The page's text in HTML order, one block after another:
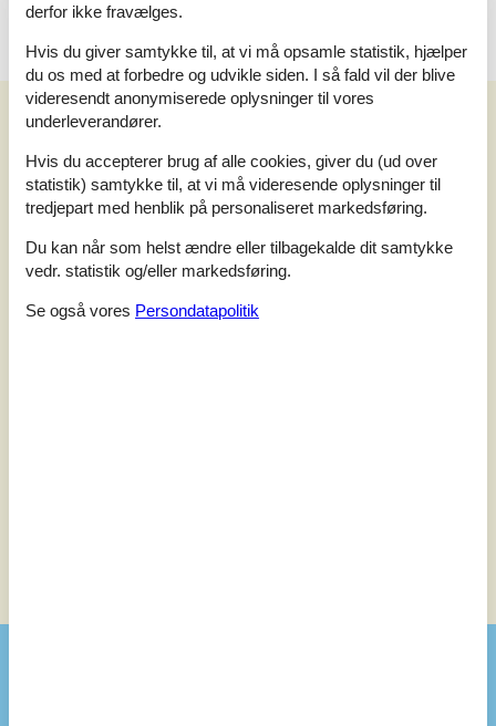
installeret stik til opladning af elbiler ved huset (16A CEE stik).
Vores gæsteanmeldelser
4,0 Baseret på1vurdering
Vurderet d. 26-07-2026
5
derfor ikke fravælges.
Hvis du giver samtykke til, at vi må opsamle statistik, hjælper
du os med at forbedre og udvikle siden. I så fald vil der blive
videresendt anonymiserede oplysninger til vores
underleverandører.
Hvis du accepterer brug af alle cookies, giver du (ud over
statistik) samtykke til, at vi må videresende oplysninger til
tredjepart med henblik på personaliseret markedsføring.
Du kan når som helst ændre eller tilbagekalde dit samtykke
vedr. statistik og/eller markedsføring.
Se også vores Persondatapolitik